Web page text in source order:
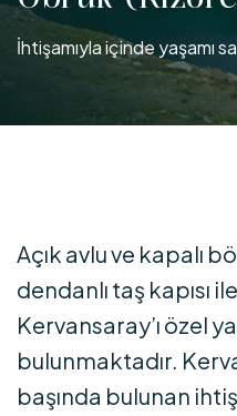
İhtişamıyla içinde yaşamı
Açık avlu ve kapalı
dendanlı taş kapısı
Kervansaray’ı özel
bulunmaktadır.
başında bulunan